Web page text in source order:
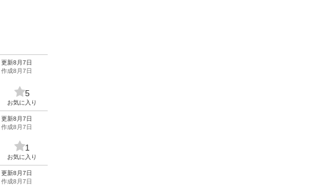
更新8月7日
作成8月7日
5
お気に入り
更新8月7日
作成8月7日
1
お気に入り
更新8月7日
作成8月7日